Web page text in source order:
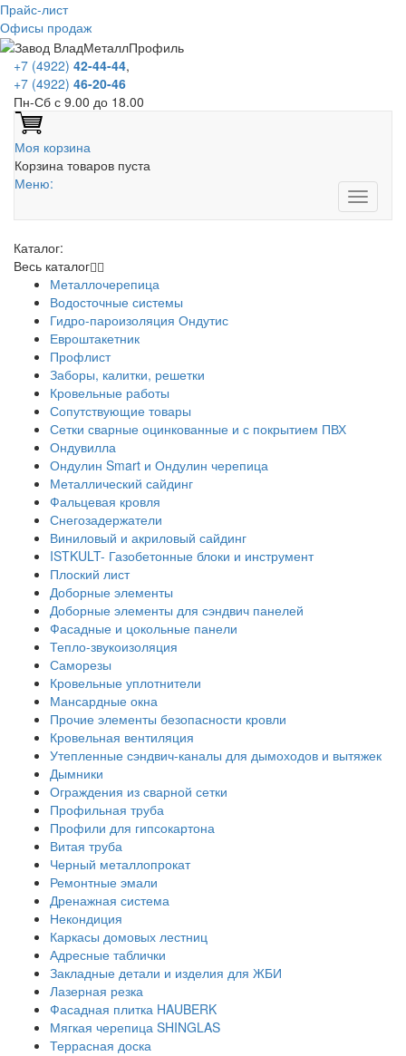
Прайс-лист
Офисы продаж
+7 (4922) 42-44-44,
+7 (4922) 46-20-46
Пн-Сб с 9.00 до 18.00
Моя корзина
Корзина товаров пуста
Меню:
Каталог:
Весь каталог
Металлочерепица
Водосточные системы
Гидро-пароизоляция Ондутис
Евроштакетник
Профлист
Заборы, калитки, решетки
Кровельные работы
Сопутствующие товары
Сетки сварные оцинкованные и с покрытием ПВХ
Ондувилла
Ондулин Smart и Ондулин черепица
Металлический сайдинг
Фальцевая кровля
Снегозадержатели
Виниловый и акриловый сайдинг
ISTKULT- Газобетонные блоки и инструмент
Плоский лист
Доборные элементы
Доборные элементы для сэндвич панелей
Фасадные и цокольные панели
Тепло-звукоизоляция
Саморезы
Кровельные уплотнители
Мансардные окна
Прочие элементы безопасности кровли
Кровельная вентиляция
Утепленные сэндвич-каналы для дымоходов и вытяжек
Дымники
Ограждения из сварной сетки
Профильная труба
Профили для гипсокартона
Витая труба
Черный металлопрокат
Ремонтные эмали
Дренажная система
Некондиция
Каркасы домовых лестниц
Адресные таблички
Закладные детали и изделия для ЖБИ
Лазерная резка
Фасадная плитка HAUBERK
Мягкая черепица SHINGLAS
Террасная доска